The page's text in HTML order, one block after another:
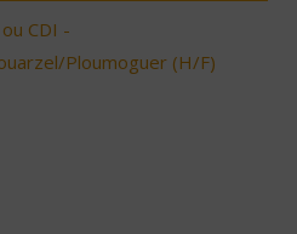
CDI -
Ploumoguer (H/F)